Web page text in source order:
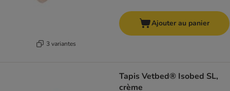
3 variantes
Ajouter au panier
Tapis Vetbed® Isobed SL,
crème